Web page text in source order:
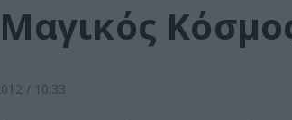
/ 10:33